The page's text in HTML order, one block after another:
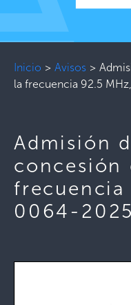
Inicio > Avisos >
la frecuencia 92.5
Admisión
concesión
frecuencia
0064-2025